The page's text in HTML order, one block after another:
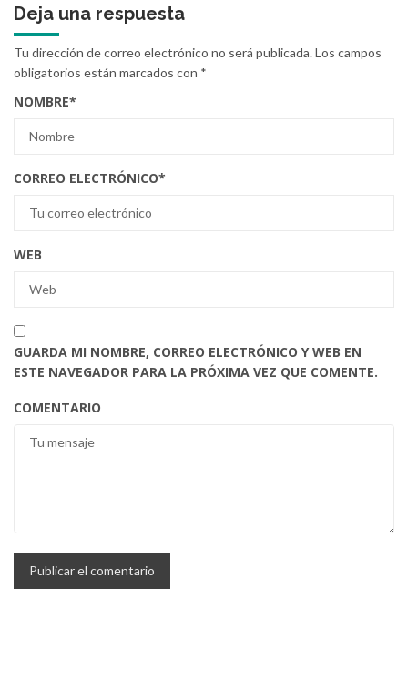
Deja una respuesta
Tu dirección de correo electrónico no será publicada.Los campos
obligatorios están marcados con *
NOMBRE*
CORREO ELECTRÓNICO*
WEB
GUARDA MI NOMBRE, CORREO ELECTRÓNICO Y WEB EN
ESTE NAVEGADOR PARA LA PRÓXIMA VEZ QUE COMENTE.
COMENTARIO